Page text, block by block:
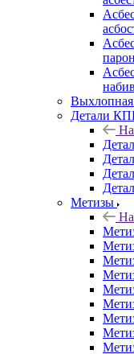
Выхлопная
Детали
Метизы